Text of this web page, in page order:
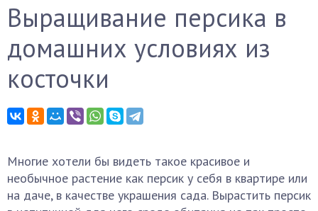
Выращивание персика в
домашних условиях из
косточки
Многие хотели бы видеть такое красивое и
необычное растение как персик у себя в квартире или
на даче, в качестве украшения сада. Вырастить персик